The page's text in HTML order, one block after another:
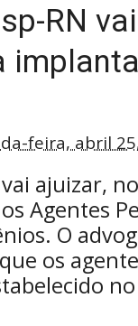
RN
feira, abril
ajuizar,
Agentes
O
os